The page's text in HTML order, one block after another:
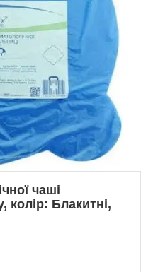
чаші
колір: Блакитні,